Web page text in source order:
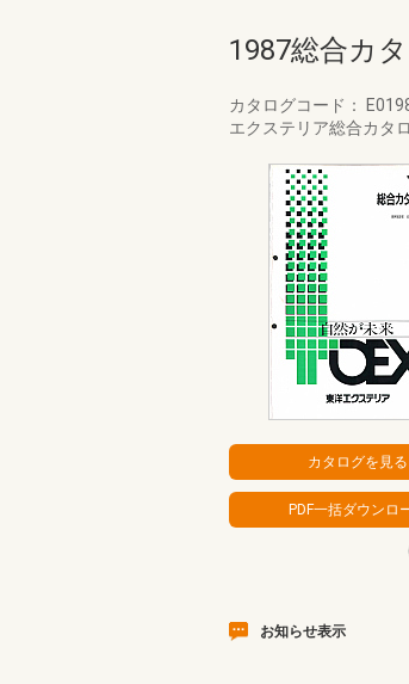
1987総合カ
カタログコード：
エクステリア総合カタ
お知らせ表示